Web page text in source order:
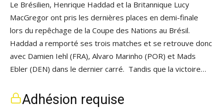
Le Brésilien, Henrique Haddad et la Britannique Lucy
MacGregor ont pris les dernières places en demi-finale
lors du repêchage de la Coupe des Nations au Brésil.
Haddad a remporté ses trois matches et se retrouve donc
avec Damien Iehl (FRA), Alvaro Marinho (POR) et Mads
Ebler (DEN) dans le dernier carré. Tandis que la victoire…
Adhésion requise